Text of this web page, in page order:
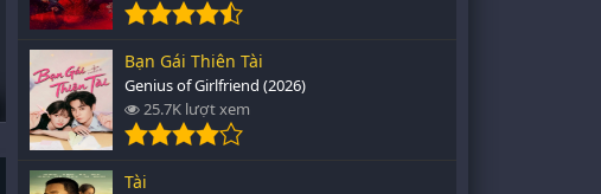
Bạn Gái Thiên Tài
Genius of Girlfriend (2026)
25.7K lượt xem
Tài